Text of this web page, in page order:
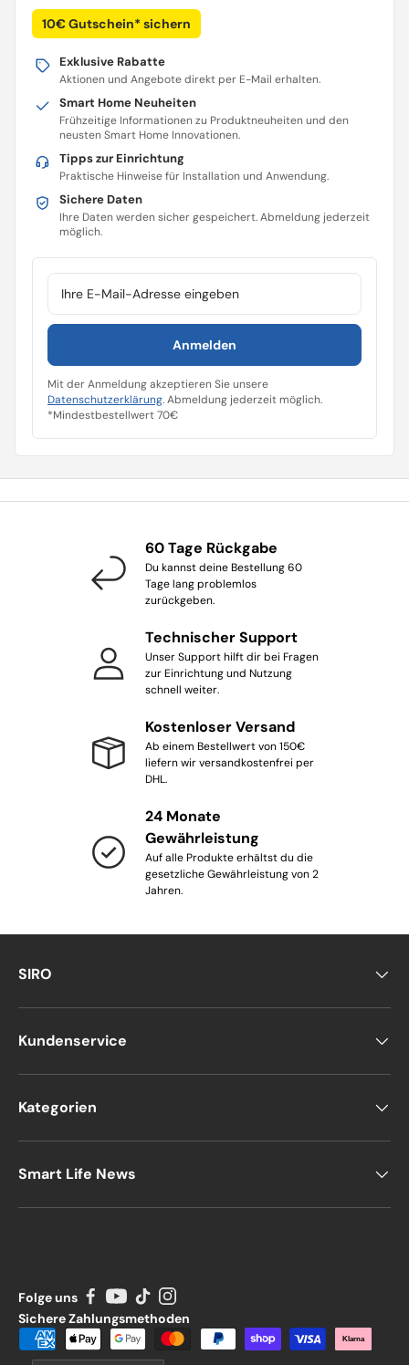
10€ Gutschein* sichern
Exklusive Rabatte
Aktionen und Angebote direkt per E-Mail erhalten.
Smart Home Neuheiten
Frühzeitige Informationen zu Produktneuheiten und den
neusten Smart Home Innovationen.
Tipps zur Einrichtung
Praktische Hinweise für Installation und Anwendung.
Sichere Daten
Ihre Daten werden sicher gespeichert. Abmeldung jederzeit
möglich.
E-Mail-Adresse
Anmelden
Mit der Anmeldung akzeptieren Sie unsere
Datenschutzerklärung. Abmeldung jederzeit möglich.
*Mindestbestellwert 70€
60 Tage Rückgabe
Du kannst deine Bestellung 60
Tage lang problemlos
zurückgeben.
Technischer Support
Unser Support hilft dir bei Fragen
zur Einrichtung und Nutzung
schnell weiter.
Kostenloser Versand
Ab einem Bestellwert von 150€
liefern wir versandkostenfrei per
DHL.
24 Monate
Gewährleistung
Auf alle Produkte erhältst du die
gesetzliche Gewährleistung von 2
Jahren.
SIRO
Kundenservice
Kategorien
Smart Life News
Folge uns
Sichere Zahlungsmethoden
Zahlungsmethoden
Klarna